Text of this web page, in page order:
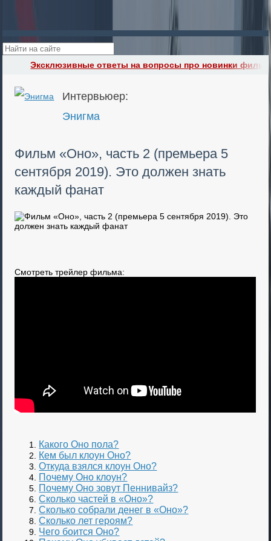
Эксклюзивные ответы на вопросы про новинки
Интервьюер:
Энигма
Фильм «Оно», часть 2 (премьера 5
сентября 2019). Это должен знать
каждый фанат
Смотреть трейлер фильма:
Какого Оно пола?
Кем был клоун Оно?
Откуда взялся клоун Оно?
Почему Оно клоун?
Почему Оно зовут Пеннивайз?
Сколько частей в «Оно»?
Сколько собрали денег в «Оно»?
Сколько лет героям?
Чего боится Оно?